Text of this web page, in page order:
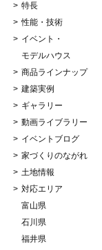
特長
性能・技術
イベント・
モデルハウス
商品ラインナップ
建築実例
ギャラリー
動画ライブラリー
イベントブログ
家づくりのながれ
土地情報
対応エリア
富山県
石川県
福井県